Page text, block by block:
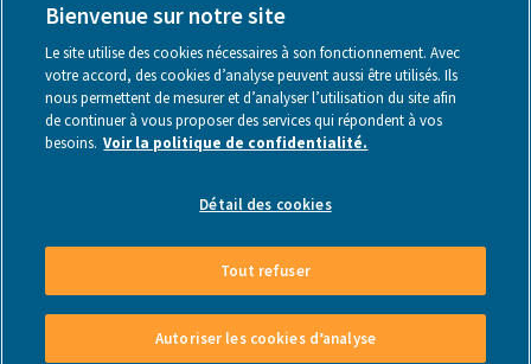
Made by Webstanz- Copyright © 2026
Bienvenue sur notre site
Le site utilise des cookies nécessaires à son fonctionnement. Avec
votre accord, des cookies d’analyse peuvent aussi être utilisés. Ils
nous permettent de mesurer et d’analyser l’utilisation du site afin
de continuer à vous proposer des services qui répondent à vos
besoins. Voir la politique de confidentialité.
Détail des cookies
Tout refuser
Autoriser les cookies d’analyse